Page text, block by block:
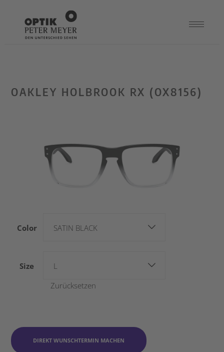
OAKLEY HOLBROOK RX (OX8156)
Color SATIN BLACK
Size
L
Zurücksetzen
DIREKT WUNSCHTERMIN MACHEN